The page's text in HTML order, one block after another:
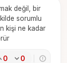
değil, bir
sorumlu
kişi ne kadar
0 0